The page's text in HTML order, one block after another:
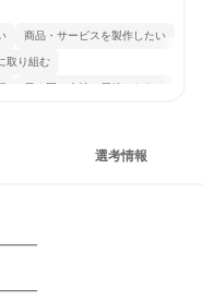
商品・サービスを製作したい
取り組む
長く同じ会社に居続けられる
選考情報